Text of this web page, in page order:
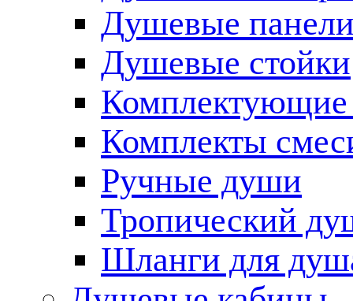
Душевые
Душевые стойки
Комплекты
Ручные души
Тропический
Шланги для